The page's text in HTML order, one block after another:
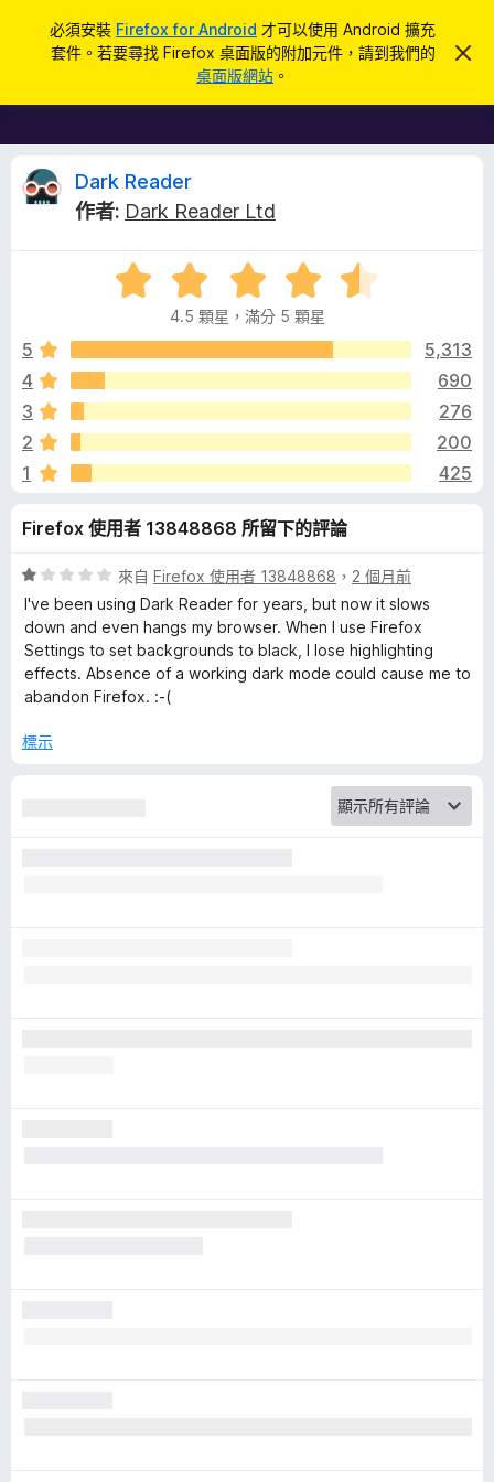
必須安裝 Firefox for Android 才可以使用 Android 擴充
套件。若要尋找 Firefox 桌面版的附加元件，請到我們的
桌面版網站 。
忽
通
F
i
e
x
覽
器
附
加
件
D
k
R
e
a
d
e
r
的
Dark Reader
作者: Dark Reader Ltd
評
價
.
分
滿
5
4.5 顆星，滿分 5 顆星
5
5,313
4
690
3
276
2
200
1
425
Firefox 使用者 13848868 所留下的評論
評
價
1
分
，
滿
5
來自 Firefox 使用者 13848868 ， 2 個月前
I've been using Dark Reader for years, but now it slows
down and even hangs my browser. When I use Firefox
Settings to set backgrounds to black, I lose highlighting
effects. Absence of a working dark mode could cause me to
abandon Firefox. :-(
標示